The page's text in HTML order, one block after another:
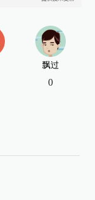
飘过
0